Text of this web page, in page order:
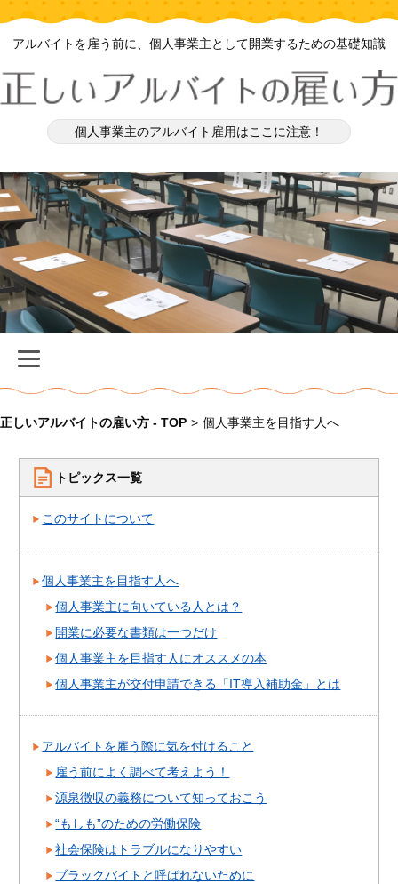
アルバイトを雇う前に、個人事業主として開業するための基礎知識
個人事業主のアルバイト雇用はここに注意！
正しいアルバイトの雇い方 - TOP > 個人事業主を目指す人へ
トピックス一覧
このサイトについて
個人事業主を目指す人へ
個人事業主に向いている人とは？
開業に必要な書類は一つだけ
個人事業主を目指す人にオススメの本
個人事業主が交付申請できる「IT導入補助金」とは
アルバイトを雇う際に気を付けること
雇う前によく調べて考えよう！
源泉徴収の義務について知っておこう
“もしも”のための労働保険
社会保険はトラブルになりやすい
ブラックバイトと呼ばれないために